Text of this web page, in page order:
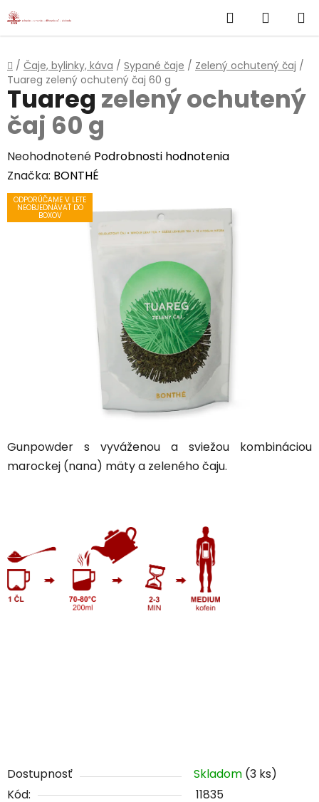
Prejsť
na
Hľadať
KOŠÍK
Domov
/ Čaje, bylinky, káva / Sypané čaje / Zelený ochutený čaj /
Tuareg zelený ochutený čaj 60 g
Gunpowder s vyváženou a sviežou kombináciou
marockej (nana) mäty a zeleného čaju.
Dostupnosť Skladom (3 ks)
Kód:
11835
Tuareg zelený ochutený
čaj 60 g
Priemerné
hodnotenie
produktu
Neohodnotené Podrobnosti hodnotenia
Značka: BONTHÉ
ODPORÚČAME V LETE
NEOBJEDNÁVAŤ DO
BOXOV